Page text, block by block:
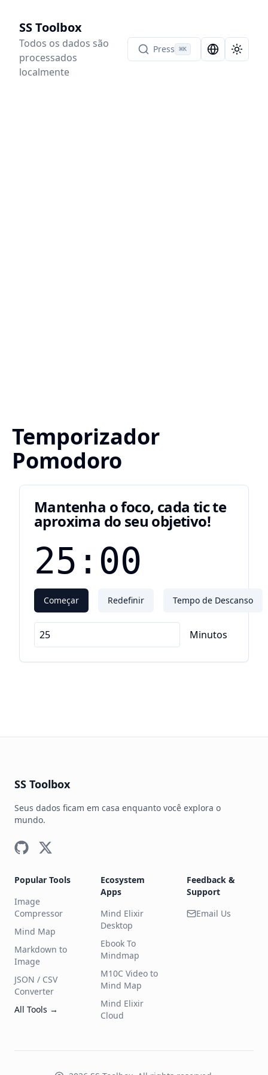
SS Toolbox
Todos os dados são
processados
localmente
Press ⌘K Language
Toggle
Temporizador
Pomodoro
Mantenha o foco, cada tic te
aproxima do seu objetivo!
25:00
Começar Redefinir Tempo de Descanso
Minutos
SS Toolbox
Seus dados ficam em casa enquanto você explora o
mundo.
Popular Tools
Image
Compressor
Mind Map
Markdown to
Image
JSON / CSV
Converter
All Tools →
Ecosystem
Apps
Mind Elixir
Desktop
Ebook To
Mindmap
M10C Video to
Mind Map
Mind Elixir
Cloud
Feedback &
Support
Email Us